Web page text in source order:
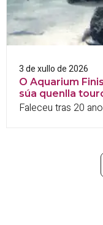
3 de xullo de 2026
O Aquarium
súa quenlla
Faleceu tras 20